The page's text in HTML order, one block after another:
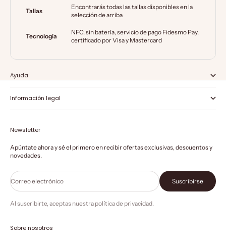
Tallas
Encontrarás todas las tallas disponibles en la
selección de arriba
Tecnología
NFC, sin batería, servicio de pago Fidesmo Pay,
certificado por Visa y Mastercard
Ayuda
Información legal
Newsletter
Apúntate ahora y sé el primero en recibir ofertas exclusivas, descuentos y
novedades.
Correo electrónico Suscribirse
Al suscribirte, aceptas nuestra política de privacidad.
Sobre nosotros